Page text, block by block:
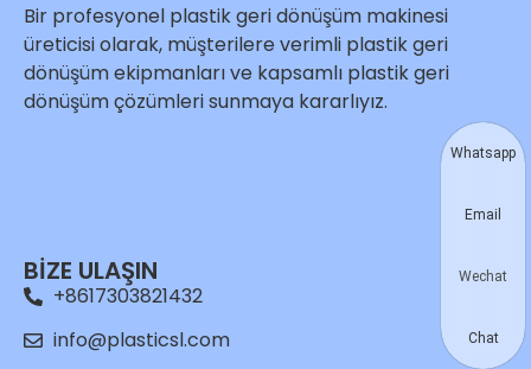
Bir profesyonel plastik geri dönüşüm makinesi
üreticisi olarak, müşterilere verimli plastik geri
dönüşüm ekipmanları ve kapsamlı plastik geri
dönüşüm çözümleri sunmaya kararlıyız.
BİZE ULAŞIN
+8617303821432
info@plasticsl.com
Whatsapp
Email
Wechat
Chat